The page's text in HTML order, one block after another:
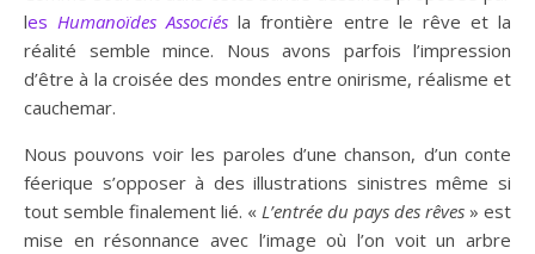
lesHumanoïdes Associés la frontière entre le rêve et la
réalité semble mince. Nous avons parfois l’impression
d’être à la croisée des mondes entre onirisme, réalisme et
cauchemar.
Nous pouvons voir les paroles d’une chanson, d’un conte
féerique s’opposer à des illustrations sinistres même si
tout semble finalement lié. « L’entrée du pays des rêves » est
mise en résonnance avec l’image où l’on voit un arbre